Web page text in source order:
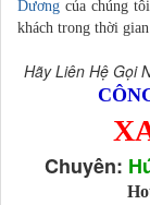
Dương của chúng
khách trong thời
Hãy Liên Hệ Gọi
Chuyên: